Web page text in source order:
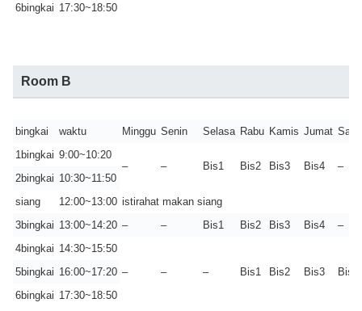
6bingkai 17:30~18:50
Room B
bingkai waktu Minggu Senin Selasa Rabu Kamis Jumat
1bingkai 9:00~10:20
–
– Bis1 Bis2 Bis3 Bis4
–
2bingkai 10:30~11:50
siang
12:00~13:00 istirahat makan siang
3bingkai 13:00~14:20 – – Bis1 Bis2 Bis3 Bis4
–
4bingkai 14:30~15:50
–
– – Bis1 Bis2 Bis3 Bis4
5bingkai 16:00~17:20
6bingkai 17:30~18:50